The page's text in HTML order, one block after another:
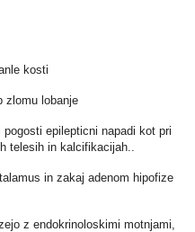
kosti
zlomu lobanje
epilepticni napadi kot pri
telesih in kalcifikacijah..
in zakaj adenom hipofize
z endokrinoloskimi motnjami,